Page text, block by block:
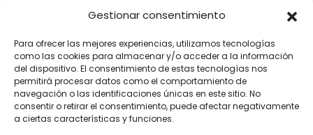
Gestionar consentimiento
Para ofrecer las mejores experiencias, utilizamos tecnologías
como las cookies para almacenar y/o acceder a la información
del dispositivo. El consentimiento de estas tecnologías nos
permitirá procesar datos como el comportamiento de
navegación o las identificaciones únicas en este sitio. No
consentir o retirar el consentimiento, puede afectar negativamente
a ciertas características y funciones.
Newsletter
Acepto lapolítica de privacidady recibir sus
newsletters.